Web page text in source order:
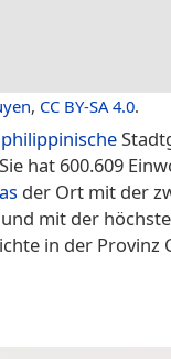
, CC BY-SA 4.0.
philippinische
hat 600.609
der Ort mit der
mit der
in der Provinz